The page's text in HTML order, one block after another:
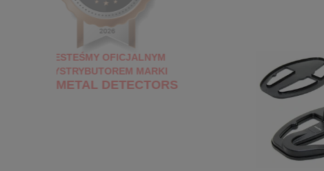
JESTEŚMY OFICJALNYM
DYSTRYBUTOREM
XP METAL DETECTORS